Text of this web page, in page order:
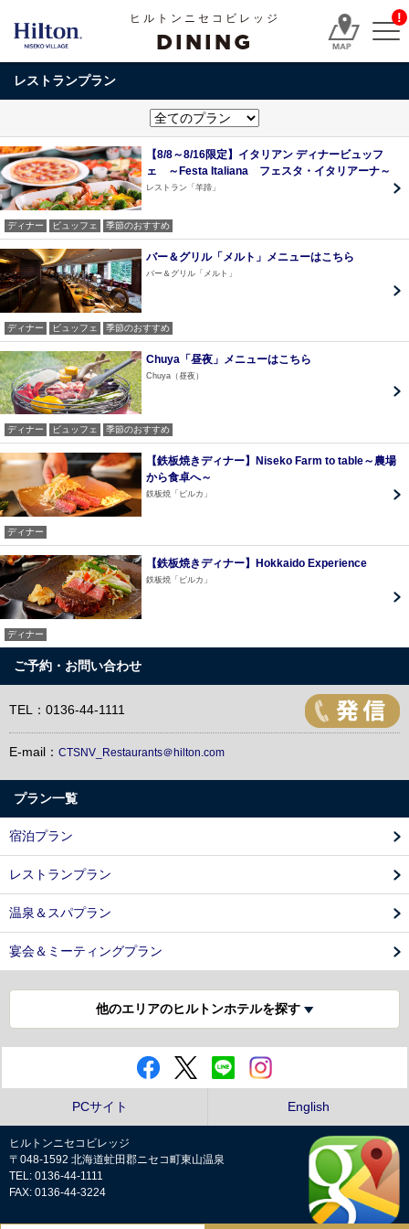
ヒルトンニセコビレッジ
DINING
!
レストランプラン
【8/8～8/16限定】イタリアン ディナービュッフ
ェ ～Festa Italiana フェスタ・イタリアーナ～
レストラン「羊蹄」
ディナー ビュッフェ 季節のおすすめ
バー＆グリル「メルト」メニューはこちら
バー＆グリル「メルト」
ディナー ビュッフェ 季節のおすすめ
Chuya「昼夜」メニューはこちら
Chuya（昼夜）
ディナー ビュッフェ 季節のおすすめ
【鉄板焼きディナー】Niseko Farm to table～農場
から食卓へ～
鉄板焼「ピルカ」
ディナー
【鉄板焼きディナー】Hokkaido Experience
鉄板焼「ピルカ」
ディナー
ご予約・お問い合わせ
TEL：0136-44-1111
E-mail： CTSNV_Restaurants＠hilton.com
プラン一覧
宿泊プラン
レストランプラン
温泉＆スパプラン
宴会＆ミーティングプラン
他のエリアのヒルトンホテルを探す
PCサイト English
ヒルトンニセコビレッジ
〒048-1592 北海道虻田郡ニセコ町東山温泉
TEL: 0136-44-1111
FAX: 0136-44-3224